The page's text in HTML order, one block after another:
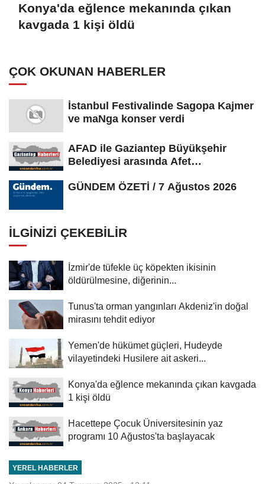
Konya'da eğlence mekanında çıkan
kavgada 1 kişi öldü
ÇOK OKUNAN HABERLER
İstanbul Festivalinde Sagopa Kajmer
ve maNga konser verdi
AFAD ile Gaziantep Büyükşehir
Belediyesi arasında Afet
GÜNDEM ÖZETİ / 7 Ağustos 2026
İLGINIZI ÇEKEBILIR
İzmir'de tüfekle üç köpekten ikisinin
öldürülmesine, diğerinin...
Tunus'ta orman yangınları Akdeniz'in doğal
mirasını tehdit ediyor
Yemen'de hükümet güçleri, Hudeyde
vilayetindeki Husilere ait askeri...
Konya'da eğlence mekanında çıkan kavgada
1 kişi öldü
Hacettepe Çocuk Üniversitesinin yaz
programı 10 Ağustos'ta başlayacak
YEREL HABERLER